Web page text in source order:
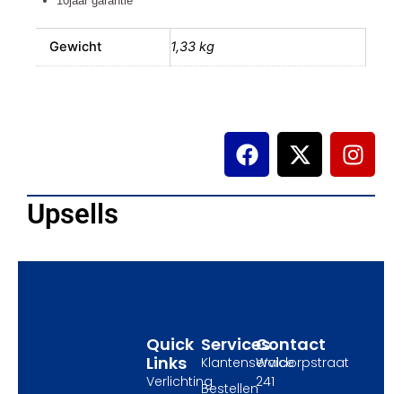
Gewicht 1,33 kg
F
a
o
X
-
t
I
n
g
Upsells
Services
Klantenservice
Bestellen
Quick
Links
Verlichting
Contact
Waldorpstraat
241